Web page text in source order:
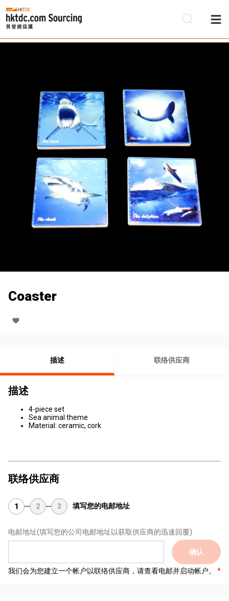
Coaster
描述 联络供应商
描述
4-piece set
Sea animal theme
Material: ceramic, cork
联络供应商
1 2 3 填写您的电邮地址
电邮地址(填写您的公司电邮地址以获取供应商的迅速回覆)
确认
我们会为您建立一个帐户以联络供应商，请查看电邮并启动帐户。